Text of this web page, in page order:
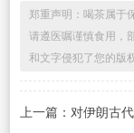
郑重声明：喝茶属于
请遵医嘱谨慎食用，
和文字侵犯了您的版
上一篇：对伊朗古